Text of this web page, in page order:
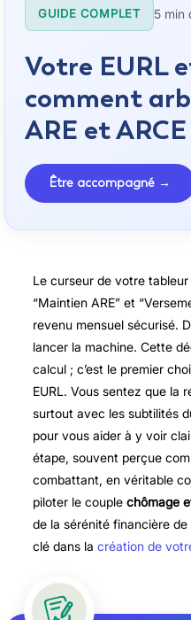
GUIDE COMPLET 5 min
Votre EURL
comment
ARE et ARCE
Être accompagné →
Le curseur de votre
“Maintien ARE” et
revenu mensuel sécurisé.
lancer la machine. Cette
calcul ; c’est le premier
EURL. Vous sentez que la
surtout avec les subtilités
pour vous aider à y voir
étape, souvent perçue
combattant, en véritable
piloter le couple chômage
de la sérénité financière
clé dans la création de